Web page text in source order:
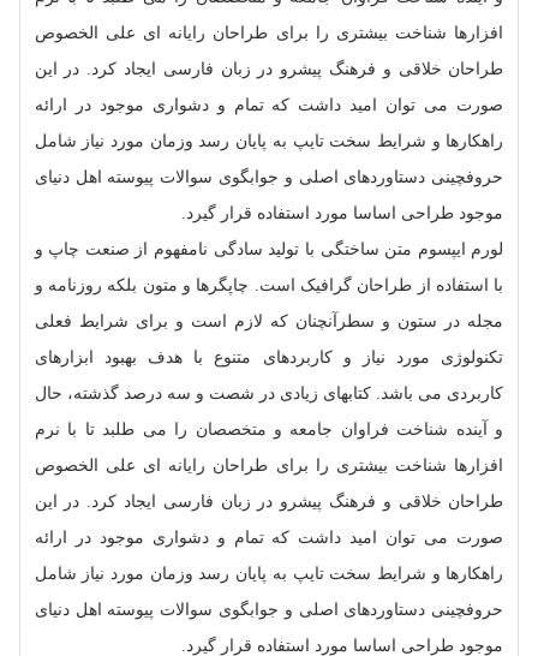
افزارها شناخت بیشتری را برای طراحان رایانه ای علی الخصوص
طراحان خلاقی و فرهنگ پیشرو در زبان فارسی ایجاد کرد. در این
صورت می توان امید داشت که تمام و دشواری موجود در ارائه
راهکارها و شرایط سخت تایپ به پایان رسد وزمان مورد نیاز شامل
حروفچینی دستاوردهای اصلی و جوابگوی سوالات پیوسته اهل دنیای
موجود طراحی اساسا مورد استفاده قرار گیرد.
لورم ایپسوم متن ساختگی با تولید سادگی نامفهوم از صنعت چاپ و
با استفاده از طراحان گرافیک است. چاپگرها و متون بلکه روزنامه و
مجله در ستون و سطرآنچنان که لازم است و برای شرایط فعلی
تکنولوژی مورد نیاز و کاربردهای متنوع با هدف بهبود ابزارهای
کاربردی می باشد. کتابهای زیادی در شصت و سه درصد گذشته، حال
و آینده شناخت فراوان جامعه و متخصصان را می طلبد تا با نرم
افزارها شناخت بیشتری را برای طراحان رایانه ای علی الخصوص
طراحان خلاقی و فرهنگ پیشرو در زبان فارسی ایجاد کرد. در این
صورت می توان امید داشت که تمام و دشواری موجود در ارائه
راهکارها و شرایط سخت تایپ به پایان رسد وزمان مورد نیاز شامل
حروفچینی دستاوردهای اصلی و جوابگوی سوالات پیوسته اهل دنیای
موجود طراحی اساسا مورد استفاده قرار گیرد.